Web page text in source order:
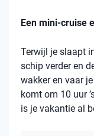
Een mini-cruise
Terwijl je slaapt
schip verder en
wakker en vaar
komt om 10 uur
is je vakantie al